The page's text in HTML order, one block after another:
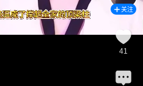
关注
41